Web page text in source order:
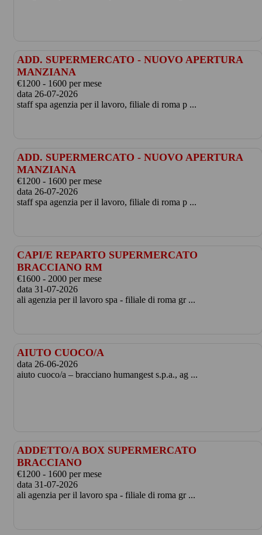
ADD. SUPERMERCATO - NUOVO APERTURA
MANZIANA
€1200 - 1600 per mese
data 26-07-2026
staff spa agenzia per il lavoro, filiale di roma p ...
ADD. SUPERMERCATO - NUOVO APERTURA
MANZIANA
€1200 - 1600 per mese
data 26-07-2026
staff spa agenzia per il lavoro, filiale di roma p ...
CAPI/E REPARTO SUPERMERCATO
BRACCIANO RM
€1600 - 2000 per mese
data 31-07-2026
ali agenzia per il lavoro spa - filiale di roma gr ...
AIUTO CUOCO/A
data 26-06-2026
aiuto cuoco/a – bracciano humangest s.p.a., ag ...
ADDETTO/A BOX SUPERMERCATO
BRACCIANO
€1200 - 1600 per mese
data 31-07-2026
ali agenzia per il lavoro spa - filiale di roma gr ...